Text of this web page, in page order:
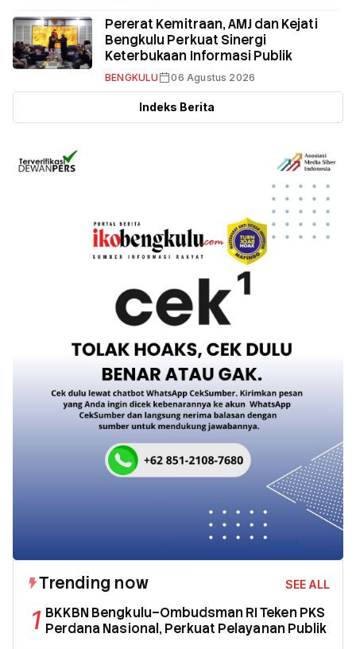
Pererat Kemitraan, AMJ dan Kejati
Bengkulu Perkuat Sinergi
Keterbukaan Informasi Publik
BENGKULU 06 Agustus 2026
Indeks Berita
Trending now SEE ALL
1 BKKBN Bengkulu–Ombudsman RI Teken PKS
Perdana Nasional, Perkuat Pelayanan Publik